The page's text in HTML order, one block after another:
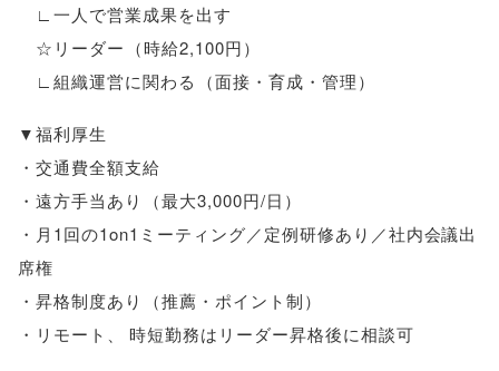
∟一人で営業成果を出す
☆リーダー （時給2,100円）
∟組織運営に関わる
（面接・育成・管理）
▼福利厚生
・交通費全額支給
・遠方手当あり
（最大3,000円/日 ）
・月1回の1on1ミーティング／定例研修あり／社内会議出
席権
・昇格制度あり
（推薦・ポイント制）
・リモート 、 時短勤務はリーダー昇格後に相談可